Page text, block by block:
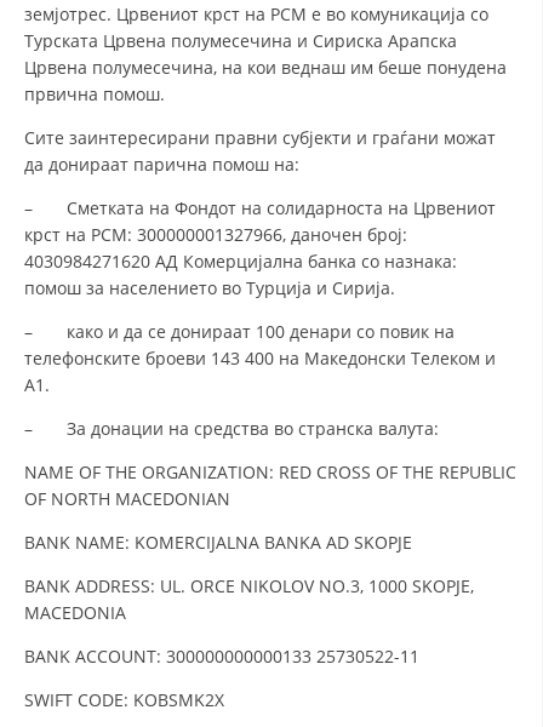
ОРГАНИЗАЦИЈА И РАЗВОЈ
СОБРАНИЕ
ДИСЕМИНАЦИЈА
УПОТРЕБА И ЗАШТИТА НА АМБЛЕМОТ
ПОДГОТВЕНОСТ И ДЕЈСТВО ПРИ КАТАСТРОФИ
ТИМОВИ НА ООЦК
СПАСИТЕЛНА СТАНИЦА ВОДНО
земјотрес. Црвениот крст на РСМ е во комуникација со
Турската Црвена полумесечина и Сириска Арапска
Црвена полумесечина, на кои веднаш им беше понудена
првична помош.
Сите заинтересирани правни субјекти и граѓани можат
да донираат парична помош на:
– Сметката на Фондот на солидарноста на Црвениот
крст на РСМ: 300000001327966, даночен број:
4030984271620 АД Комерцијална банка со назнака:
помош за населението во Турција и Сирија.
– како и да се донираат 100 денари со повик на
телефонските броеви 143 400 на Македонски Телеком и
А1.
– За донации на средства во странска валута:
NAME OF THE ORGANIZATION: RED CROSS OF THE REPUBLIC
OF NORTH MACEDONIAN
BANK NAME: KOMERCIJALNA BANKA AD SKOPJE
BANK ADDRESS: UL. ORCE NIKOLOV NO.3, 1000 SKOPJE,
MACEDONIA
BANK ACCOUNT: 300000000000133 25730522-11
SWIFT CODE: KOBSMK2X